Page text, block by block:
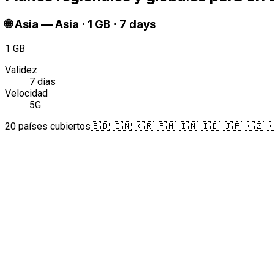
🌐Asia —Asia · 1 GB · 7 days
1 GB
Validez
7 días
Velocidad
5G
20 países cubiertos🇧🇩 🇨🇳 🇰🇷 🇵🇭 🇮🇳 🇮🇩 🇯🇵 🇰🇿